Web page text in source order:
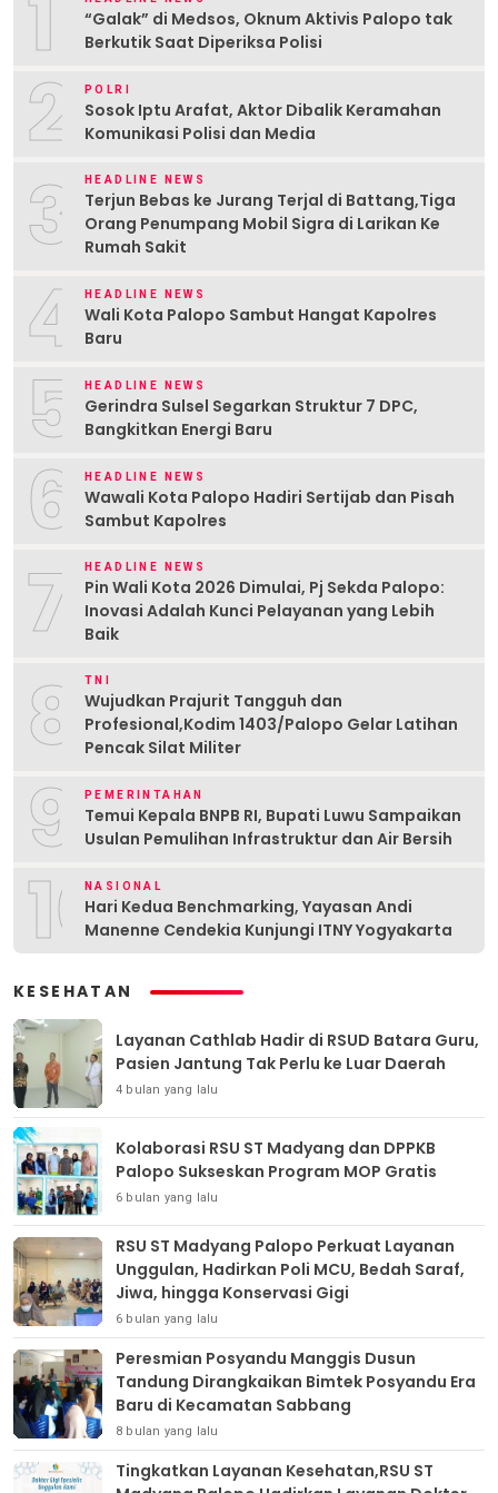
1
“Galak” di Medsos, Oknum Aktivis Palopo tak
Berkutik Saat Diperiksa Polisi
2 POLRI
Sosok Iptu Arafat, Aktor Dibalik Keramahan
Komunikasi Polisi dan Media
3 HEADLINE NEWS
Terjun Bebas ke Jurang Terjal di Battang,Tiga
Orang Penumpang Mobil Sigra di Larikan Ke
Rumah Sakit
4 HEADLINE NEWS
Wali Kota Palopo Sambut Hangat Kapolres
Baru
5 HEADLINE NEWS
Gerindra Sulsel Segarkan Struktur 7 DPC,
Bangkitkan Energi Baru
6 HEADLINE NEWS
Wawali Kota Palopo Hadiri Sertijab dan Pisah
Sambut Kapolres
7 HEADLINE NEWS
Pin Wali Kota 2026 Dimulai, Pj Sekda Palopo:
Inovasi Adalah Kunci Pelayanan yang Lebih
Baik
8 TNI
Wujudkan Prajurit Tangguh dan
Profesional,Kodim 1403/Palopo Gelar Latihan
Pencak Silat Militer
9 PEMERINTAHAN
Temui Kepala BNPB RI, Bupati Luwu Sampaikan
Usulan Pemulihan Infrastruktur dan Air Bersih
10NASIONAL
Hari Kedua Benchmarking, Yayasan Andi
Manenne Cendekia Kunjungi ITNY Yogyakarta
KESEHATAN
Layanan Cathlab Hadir di RSUD Batara Guru,
Pasien Jantung Tak Perlu ke Luar Daerah
4 bulan yang lalu
Kolaborasi RSU ST Madyang dan DPPKB
Palopo Sukseskan Program MOP Gratis
6 bulan yang lalu
RSU ST Madyang Palopo Perkuat Layanan
Unggulan, Hadirkan Poli MCU, Bedah Saraf,
Jiwa, hingga Konservasi Gigi
6 bulan yang lalu
Peresmian Posyandu Manggis Dusun
Tandung Dirangkaikan Bimtek Posyandu Era
Baru di Kecamatan Sabbang
8 bulan yang lalu
Tingkatkan Layanan Kesehatan,RSU ST